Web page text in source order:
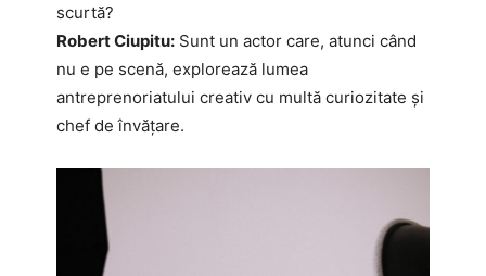
scurtă?
Robert Ciupitu: Sunt un actor care, atunci când
nu e pe scenă, explorează lumea
antreprenoriatului creativ cu multă curiozitate și
chef de învățare.